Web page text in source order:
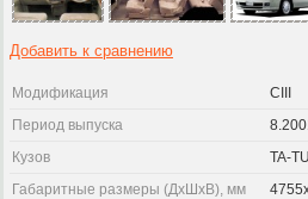
Добавить к сравнению
Модификация
CIII
Период выпуска
Кузов
TA-
Габаритные размеры (ДхШхВ), мм